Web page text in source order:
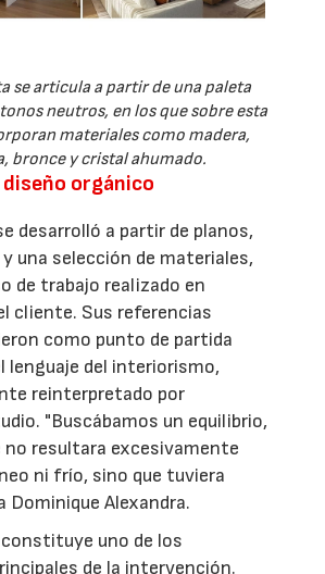
se articula a partir de una paleta
neutros, en los que sobre esta
materiales como madera,
bronce y cristal ahumado.
orgánico
desarrolló a partir de planos,
una selección de materiales,
de trabajo realizado en
cliente. Sus referencias
como punto de partida
lenguaje del interiorismo,
reinterpretado por
"Buscábamos un equilibrio,
no resultara excesivamente
ni frío, sino que tuviera
Dominique Alexandra.
uno de los
de la intervención.